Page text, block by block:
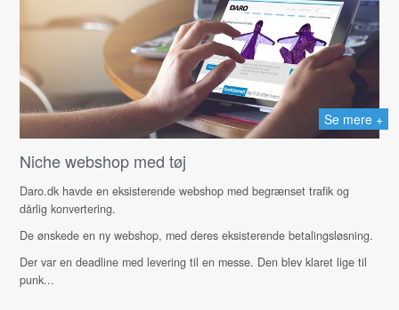
Se mere +
Niche webshop med tøj
Daro.dk havde en eksisterende webshop med begrænset trafik og
dårlig konvertering.
De ønskede en ny webshop, med deres eksisterende betalingsløsning.
Der var en deadline med levering til en messe. Den blev klaret lige til
punk...